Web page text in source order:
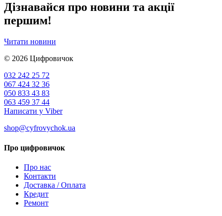
Дізнавайся про новини та акції
першим!
Читати новини
© 2026 Цифровичок
032 242 25 72
067 424 32 36
050 833 43 83
063 459 37 44
Написати у Viber
shop@cyfrovychok.ua
Про цифровичок
Про нас
Контакти
Доставка / Оплата
Кредит
Ремонт